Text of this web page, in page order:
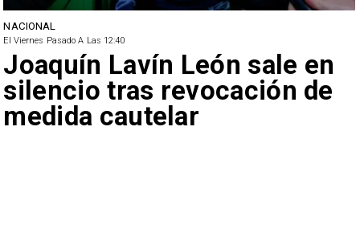
NACIONAL
El Viernes Pasado A Las 12:40
Joaquín Lavín León sale en
silencio tras revocación de
medida cautelar